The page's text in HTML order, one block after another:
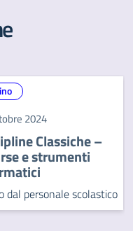
2024
Classiche –
e strumenti
dal personale scolastico